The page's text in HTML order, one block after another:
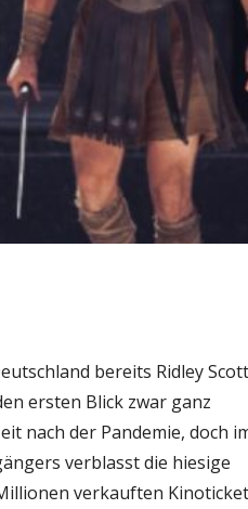
bereits Ridley
ersten Blick zwar ganz
nach der Pandemie, doch
verblasst die hiesige
verkauften